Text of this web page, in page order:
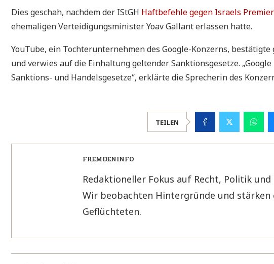
Dies geschah, nachdem der IStGH Haftbefehle gegen Israels
ehemaligen Verteidigungsminister Yoav Gallant erlassen hatte.
YouTube, ein Tochterunternehmen des Google-Konzerns,
und verwies auf die Einhaltung geltender Sanktionsgesetze.
Sanktions- und Handelsgesetze“, erklärte die Sprecherin des
TEILEN
FREMDENINFO
Redaktioneller Fokus auf Recht, Politik
Wir beobachten Hintergründe und stärken
Geflüchteten.